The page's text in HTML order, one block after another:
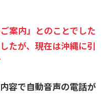
案内」とのことでした
たが、現在は沖縄に引
容で自動音声の電話が